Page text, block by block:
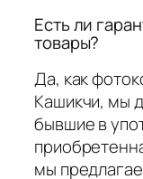
Есть ли
товары?
Да, как
Кашикчи, мы
бывшие в
мы